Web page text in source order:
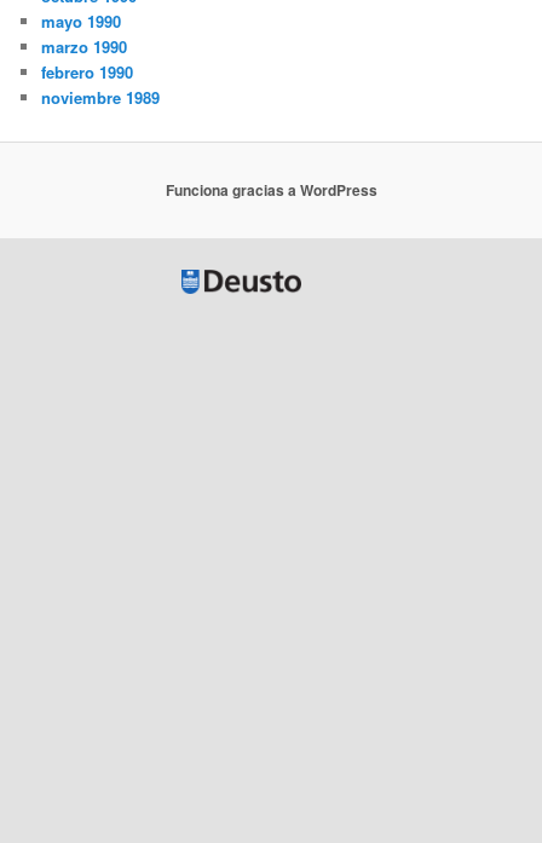
mayo 1990
marzo 1990
febrero 1990
noviembre 1989
Funciona gracias a WordPress